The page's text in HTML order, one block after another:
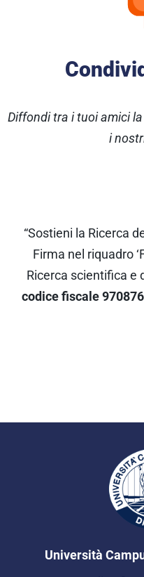
Diffondi tra i tuoi amici
i
“Sostieni la Ricerca
Firma nel riquadro
Ricerca scientifica e
codice fiscale
Università